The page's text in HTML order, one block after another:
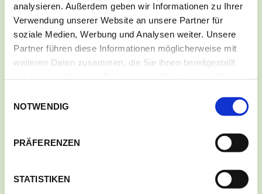
analysieren. Außerdem geben wir Informationen zu Ihrer
Verwendung unserer Website an unsere Partner für
soziale Medien, Werbung und Analysen weiter. Unsere
Partner führen diese Informationen möglicherweise mit
weiteren Daten zusammen, die Sie ihnen bereitgestellt
NOTWENDIG
PRÄFERENZEN
STATISTIKEN
Plan unserer Anlage
KLEINGARTENVEREIN
Impressum